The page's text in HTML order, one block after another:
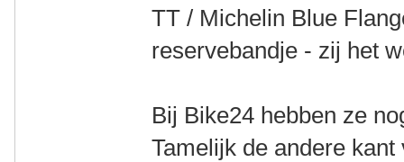
TT / Michelin Blue
reservebandje - zij het
Bij Bike24 hebben ze
Tamelijk de andere